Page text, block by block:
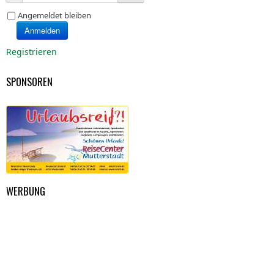
Angemeldet bleiben
Anmelden
Registrieren
SPONSOREN
WERBUNG